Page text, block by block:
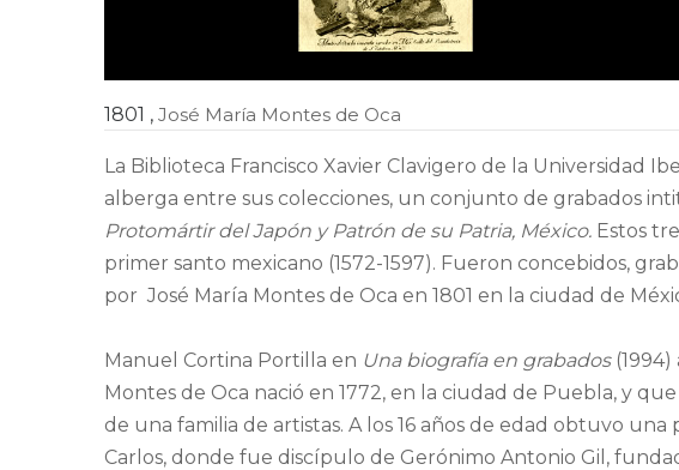
1801 , José María Montes de Oca
La Biblioteca Francisco Xavier Clavigero de la Universidad
alberga entre sus colecciones, un conjunto de grabados
Protomártir del Japón y Patrón de su Patria, México. Estos
primer santo mexicano (1572-1597). Fueron concebidos,
por José María Montes de Oca en 1801 en la ciudad de
Manuel Cortina Portilla en Una biografía en grabados(1994)
Montes de Oca nació en 1772, en la ciudad de Puebla, y
de una familia de artistas. A los 16 años de edad obtuvo una
Carlos, donde fue discípulo de Gerónimo Antonio Gil,